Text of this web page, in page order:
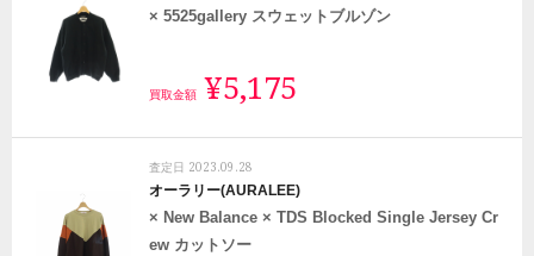
× 5525gallery スウェットブルゾン
買取金額 ¥5,175
査定日 2023.09.28
オーラリー(AURALEE)
× New Balance × TDS Blocked Single Jersey Cr
ew カットソー